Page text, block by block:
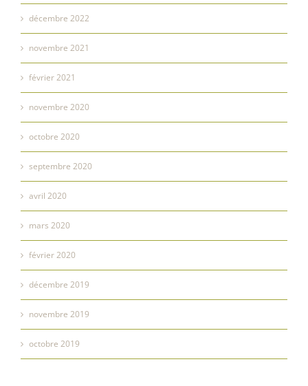
décembre 2022
novembre 2021
février 2021
novembre 2020
octobre 2020
septembre 2020
avril 2020
mars 2020
février 2020
décembre 2019
novembre 2019
octobre 2019